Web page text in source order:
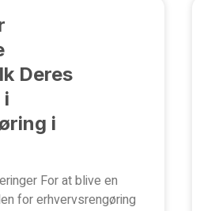
Deres
i
i
For at blive en
for erhvervsrengøring